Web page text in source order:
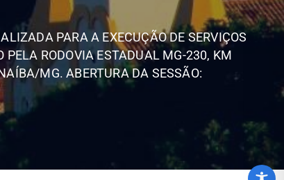
PARA A EXECUÇÃO DE SERVIÇOS
PELA RODOVIA ESTADUAL MG-230, KM
MG. ABERTURA DA SESSÃO: